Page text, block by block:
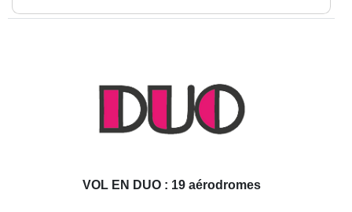
VOL EN DUO : 19 aérodromes